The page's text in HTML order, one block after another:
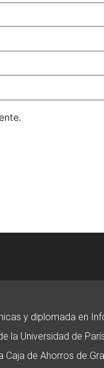
y diplomada en
la Universidad de
de Ahorros de